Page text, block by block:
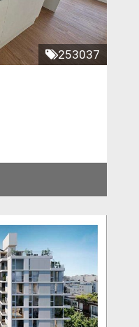
253037